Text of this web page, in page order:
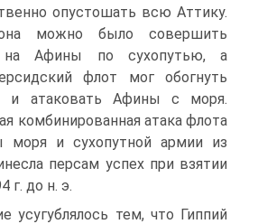
опустошать всю Аттику.
можно было совершить
на Афины по сухопутью, а
флот мог обогнуть
и атаковать Афины с моря.
комбинированная атака флота
моря и сухопутной армии из
персам успех при взятии
г. до н. э.
усугублялось тем, что Гиппий